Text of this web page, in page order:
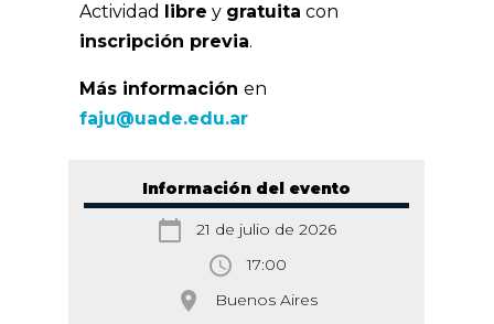
Información del evento
calendar_today 21 de julio de 2026
access_time 17:00
room Buenos Aires
Actividad libre y gratuita con
inscripción previa.
Más informaciónen
faju@uade.edu.ar